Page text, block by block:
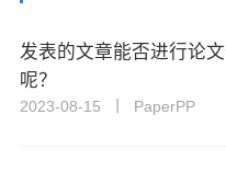
发表的文章能否进行论
呢？
2023-08-15 丨 PaperPP